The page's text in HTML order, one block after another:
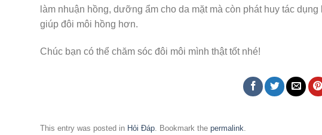
làm nhuận hồng, dưỡng ẩm cho da mặt mà còn phát huy tác
giúp đôi môi hồng hơn.
Chúc bạn có thể chăm sóc đôi môi mình thật tốt nhé!
This entry was posted in Hỏi Đáp . Bookmark the permalink